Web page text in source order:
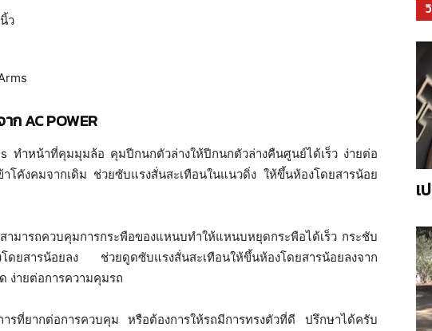
ว
ก AC POWER
ทำหน้าที่คุมมุมล้อ คุมปีกนกตัวล่างให้ปีกนกตัวล่างคืนศูนย์ได้เร็ว ง่ายต่อ
โคังคมจากเดิม ช่วยซับแรงสั่นสะเทือนในแนวดิ่ง ให้ขึ้นห้องโดยสารน้อย
ามารถควบคุมการกระพือของแหนบทำให้แหนบหยุดกระพือได้เร็ว กระชับ
ดยสารน้อยลง ช่วยดูดซับแรงสั่นสะเทือนให้ขึ้นห้องโดยสารน้อยลงจาก
ง่ายต่อการความคุมรถ
รที่ยากต่อการควบคุม หรือต้องการให้รถมีการทรงตัวที่ดี ปรึกษาได้ครับ
เ